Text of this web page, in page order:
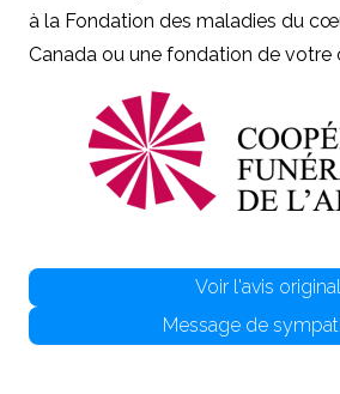
à la Fondation des maladies du
Canada ou une fondation de votre
Voir l'avis original
Message de